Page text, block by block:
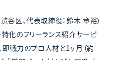
⾕区、代表取締役：鈴⽊ 章裕）
化のフリーランス紹介サービ
即戦力のプロ人材と1ヶ月（約